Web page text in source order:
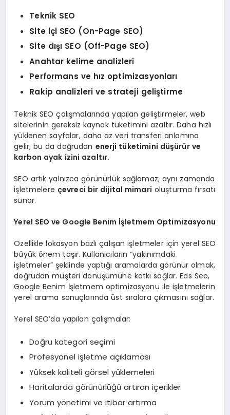
Teknik SEO
Site içi SEO (On-Page SEO)
Site dışı SEO (Off-Page SEO)
Anahtar kelime analizleri
Performans ve hız optimizasyonları
Rakip analizleri ve strateji geliştirme
Teknik SEO çalışmalarında yapılan geliştirmeler, web
sitelerinin gereksiz kaynak tüketimini azaltır. Daha hızlı
yüklenen sayfalar, daha az veri transferi anlamına
gelir; bu da doğrudan enerji tüketimini düşürür ve
karbon ayak izini azaltır.
SEO artık yalnızca görünürlük sağlamaz; aynı zamanda
işletmelere çevreci bir dijital mimari oluşturma fırsatı
sunar.
Yerel SEO ve Google Benim İşletmem Optimizasyonu
Özellikle lokasyon bazlı çalışan işletmeler için yerel SEO
büyük önem taşır. Kullanıcıların “yakınımdaki
işletmeler” şeklinde yaptığı aramalarda görünür olmak,
doğrudan müşteri dönüşümüne katkı sağlar. Eds Seo,
Google Benim İşletmem optimizasyonu ile işletmelerin
yerel arama sonuçlarında üst sıralara çıkmasını sağlar.
Yerel SEO’da yapılan çalışmalar:
Doğru kategori seçimi
Profesyonel işletme açıklaması
Yüksek kaliteli görsel yüklemeleri
Haritalarda görünürlüğü artıran içerikler
Yorum yönetimi ve itibar artırma